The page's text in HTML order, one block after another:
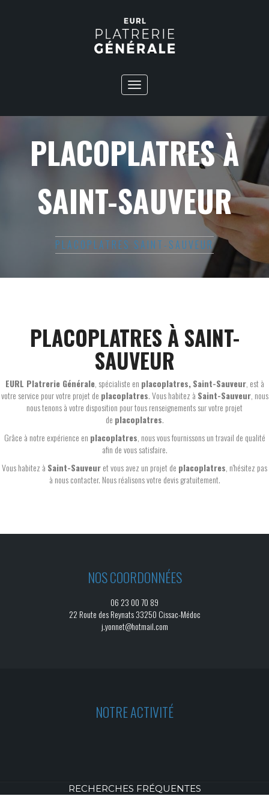
Toggle
navigation
PLACOPLATRES À
SAINT-SAUVEUR
PLACOPLATRES SAINT-SAUVEUR
PLACOPLATRES À SAINT-
SAUVEUR
EURL Platrerie Générale, spécialiste en placoplatres, Saint-Sauveur, est à
votre service pour votre projet de placoplatres. Vous habitez à Saint-Sauveur, nous
nous tenons à votre disposition pour tous renseignements sur votre projet
de placoplatres.
Grâce à notre expérience en placoplatres, nous vous fournissons un travail de qualité
afin de vous satisfaire.
Vous habitez à Saint-Sauveuret vous avez un projet de placoplatres, n'hésitez pas
à nous contacter. Nous réalisons votre devis gratuitement.
NOS COORDONNÉES
06 23 00 70 89
22 Route des Reynats 33250 Cissac-Médoc
j.yonnet@hotmail.com
NOTRE ACTIVITÉ
RECHERCHES FRÉQUENTES